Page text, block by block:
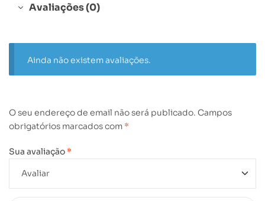
Avaliações (0)
Ainda não existem avaliações.
O seu endereço de email não será publicado. Campos
obrigatórios marcados com *
Sua avaliação *